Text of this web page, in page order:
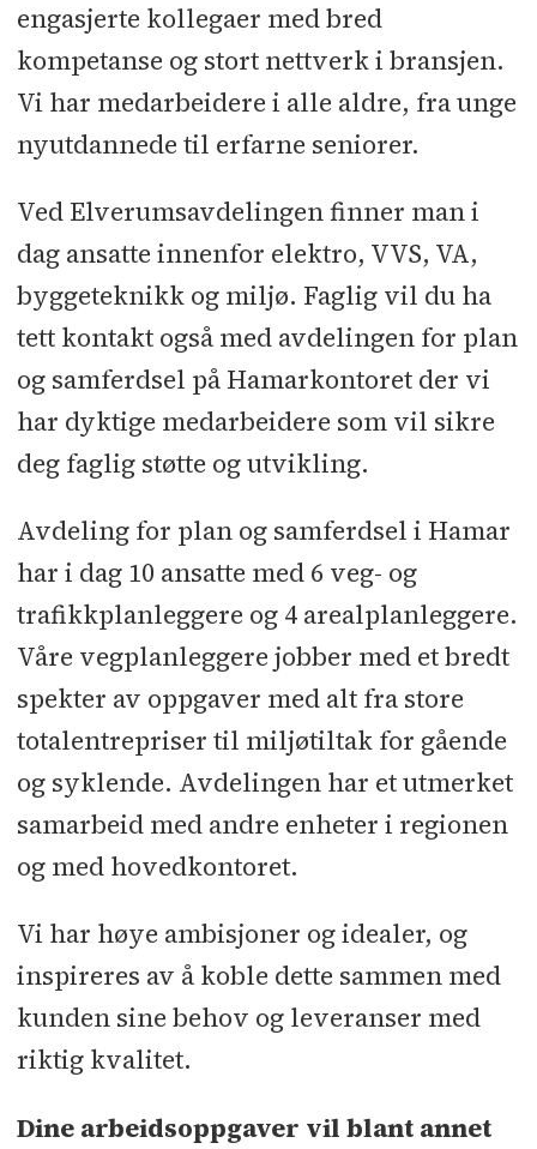
engasjerte kollegaer med bred
kompetanse og stort nettverk i bransjen.
Vi har medarbeidere i alle aldre, fra unge
nyutdannede til erfarne seniorer.
Ved Elverumsavdelingen finner man i
dag ansatte innenfor elektro, VVS, VA,
byggeteknikk og miljø. Faglig vil du ha
tett kontakt også med avdelingen for plan
og samferdsel på Hamarkontoret der vi
har dyktige medarbeidere som vil sikre
deg faglig støtte og utvikling.
Avdeling for plan og samferdsel i Hamar
har i dag 10 ansatte med 6 veg- og
trafikkplanleggere og 4 arealplanleggere.
Våre vegplanleggere jobber med et bredt
spekter av oppgaver med alt fra store
totalentrepriser til miljøtiltak for gående
og syklende. Avdelingen har et utmerket
samarbeid med andre enheter i regionen
og med hovedkontoret.
Vi har høye ambisjoner og idealer, og
inspireres av å koble dette sammen med
kunden sine behov og leveranser med
riktig kvalitet.
Dine arbeidsoppgaver vil blant annet